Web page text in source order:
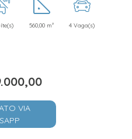
560,00 m² 4 Vaga(s)
VIA